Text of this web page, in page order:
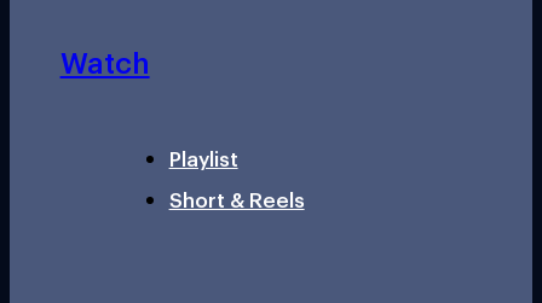
Watch
Playlist
Short & Reels